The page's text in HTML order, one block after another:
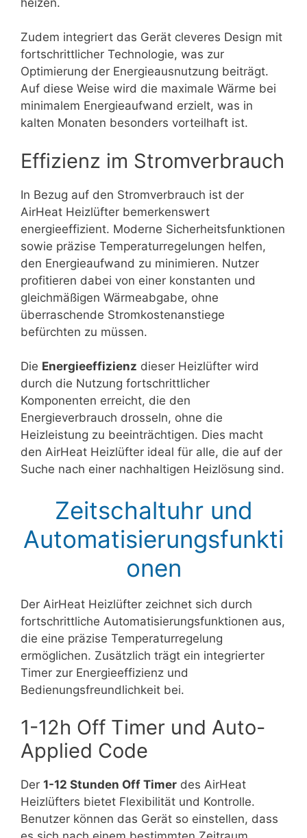
Zudem integriert das Gerät cleveres Design mit
fortschrittlicher Technologie, was zur
Optimierung der Energieausnutzung beiträgt.
Auf diese Weise wird die maximale Wärme bei
minimalem Energieaufwand erzielt, was in
kalten Monaten besonders vorteilhaft ist.
Effizienz im Stromverbrauch
In Bezug auf den Stromverbrauch ist der
AirHeat Heizlüfter bemerkenswert
energieeffizient. Moderne Sicherheitsfunktionen
sowie präzise Temperaturregelungen helfen,
den Energieaufwand zu minimieren. Nutzer
profitieren dabei von einer konstanten und
gleichmäßigen Wärmeabgabe, ohne
überraschende Stromkostenanstiege
befürchten zu müssen.
Die Energieeffizienz dieser Heizlüfter wird
durch die Nutzung fortschrittlicher
Komponenten erreicht, die den
Energieverbrauch drosseln, ohne die
Heizleistung zu beeinträchtigen. Dies macht
den AirHeat Heizlüfter ideal für alle, die auf der
Suche nach einer nachhaltigen Heizlösung sind.
Zeitschaltuhr und
Automatisierungsfunkti
onen
Der AirHeat Heizlüfter zeichnet sich durch
fortschrittliche Automatisierungsfunktionen aus,
die eine präzise Temperaturregelung
ermöglichen. Zusätzlich trägt ein integrierter
Timer zur Energieeffizienz und
Bedienungsfreundlichkeit bei.
1-12h Off Timer und Auto-
Applied Code
Der 1-12 Stunden Off Timer des AirHeat
Heizlüfters bietet Flexibilität und Kontrolle.
Benutzer können das Gerät so einstellen, dass